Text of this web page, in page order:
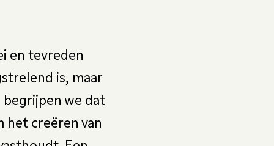
en tevreden
is, maar
begrijpen we dat
het creëren van